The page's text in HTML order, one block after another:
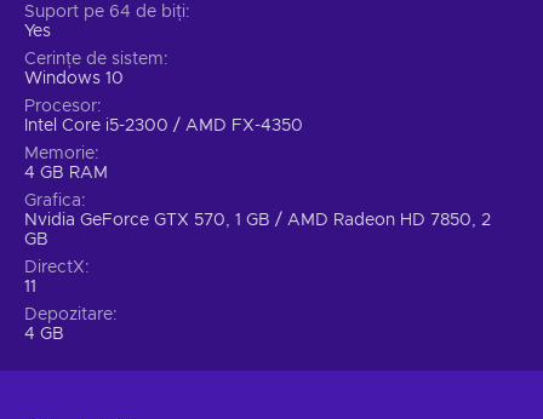
Suport pe 64 de biți
Yes
Cerințe de sistem
Windows 10
Procesor
Intel Core i5-2300 / AMD FX-4350
Memorie
4 GB RAM
Grafica
Nvidia GeForce GTX 570, 1 GB / AMD Radeon HD 7850, 2
GB
DirectX
11
Depozitare
4 GB